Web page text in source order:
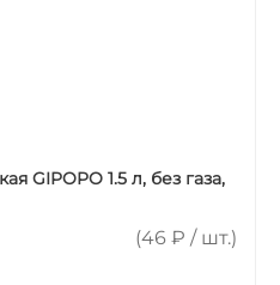
GIPOPO 1.5 л, без газа,
(46 ₽ / шт.)